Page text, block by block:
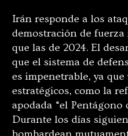
Irán responde a los
demostración de
que las de 2024. El
que el sistema de
es impenetrable, ya
estratégicos, como la
apodada “el Pentágono
Durante los días